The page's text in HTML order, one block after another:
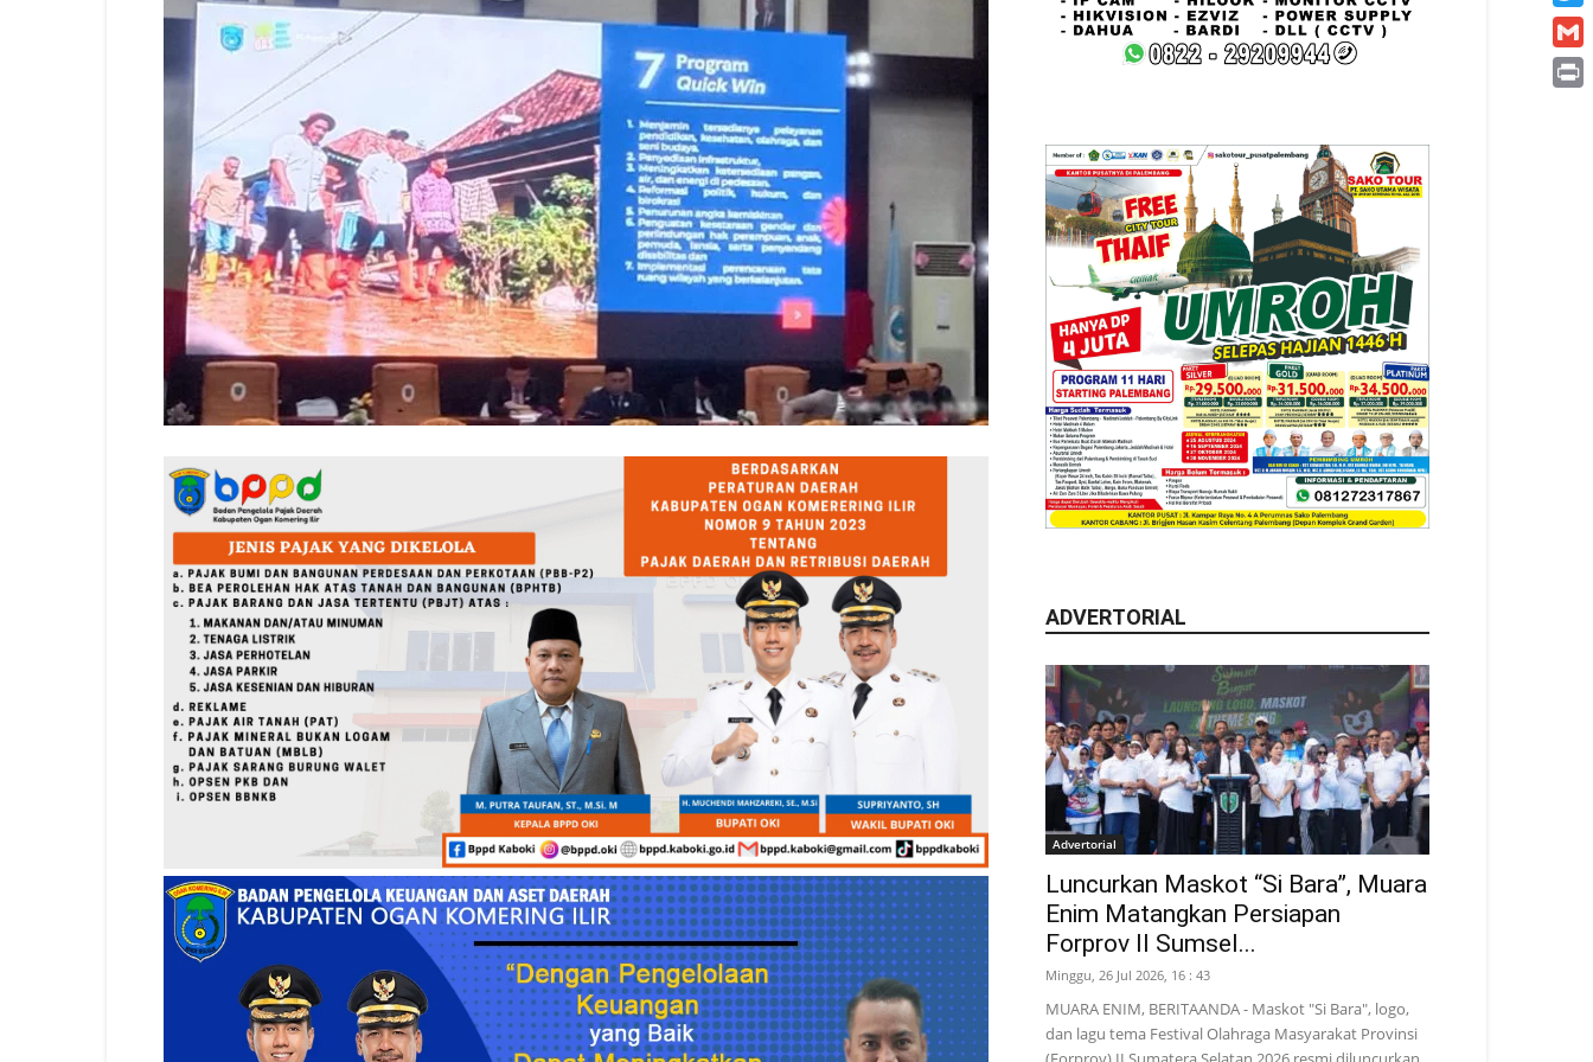
ADVERTORIAL
Advertorial
Luncurkan Maskot “Si Bara”, Muara
Enim Matangkan Persiapan
Forprov II Sumsel...
Minggu, 26 Jul 2026, 16 : 43
MUARA ENIM, BERITAANDA - Maskot "Si Bara", logo,
dan lagu tema Festival Olahraga Masyarakat Provinsi